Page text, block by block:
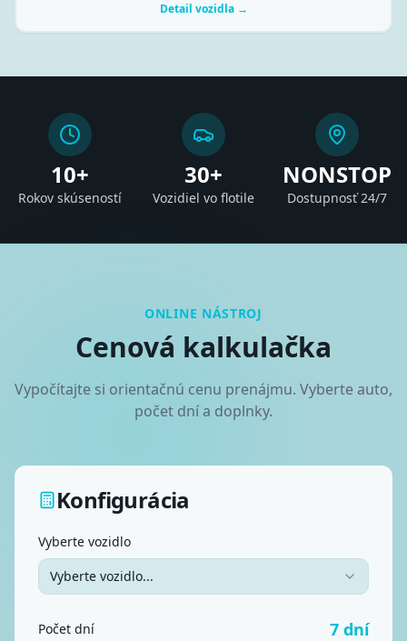
Detail vozidla →
10+
Rokov skúseností
30+
Vozidiel vo flotile
NONSTOP
Dostupnosť 24/7
ONLINE NÁSTROJ
Cenová kalkulačka
Vypočítajte si orientačnú cenu prenájmu. Vyberte auto,
počet dní a doplnky.
Konfigurácia
Vyberte vozidlo
Vyberte vozidlo...
Počet dní 7 dní